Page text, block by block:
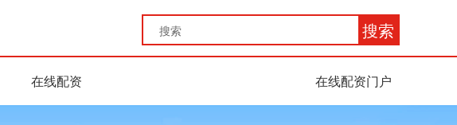
搜索
在线配资 在线配资门户